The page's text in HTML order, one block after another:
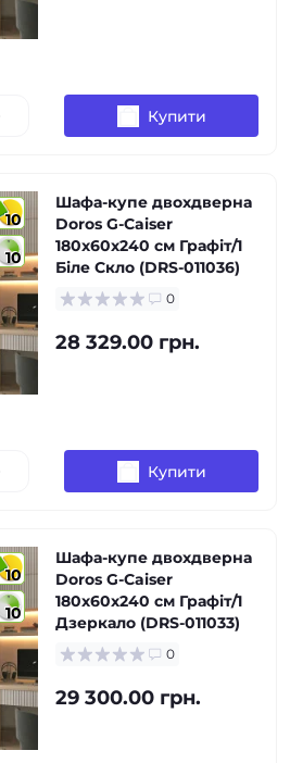
Купити
10
10
Шафа-купе двохдверна
Doros G-Caiser
180х60х240 см Графіт/1
Біле Скло (DRS-011036)
0
28 329.00 грн.
Купити
10
10
Шафа-купе двохдверна
Doros G-Caiser
180х60х240 см Графіт/1
Дзеркало (DRS-011033)
0
29 300.00 грн.